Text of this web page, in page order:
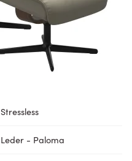
Stressless
Leder - Paloma